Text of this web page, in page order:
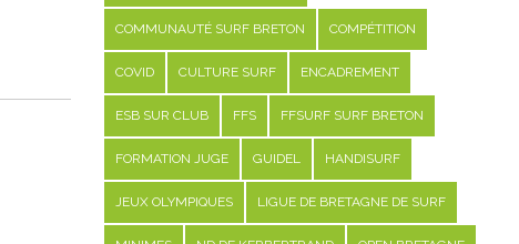
COMMUNAUTÉ SURF BRETON COMPÉTITION
COVID CULTURE SURF ENCADREMENT
ESB SUR CLUB FFS FFSURF SURF BRETON
FORMATION JUGE GUIDEL HANDISURF
JEUX OLYMPIQUES LIGUE DE BRETAGNE DE SURF